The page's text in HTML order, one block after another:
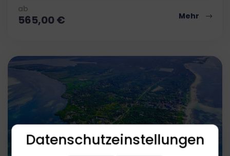
ab
565,00€ Mehr
Datenschutzeinstellungen